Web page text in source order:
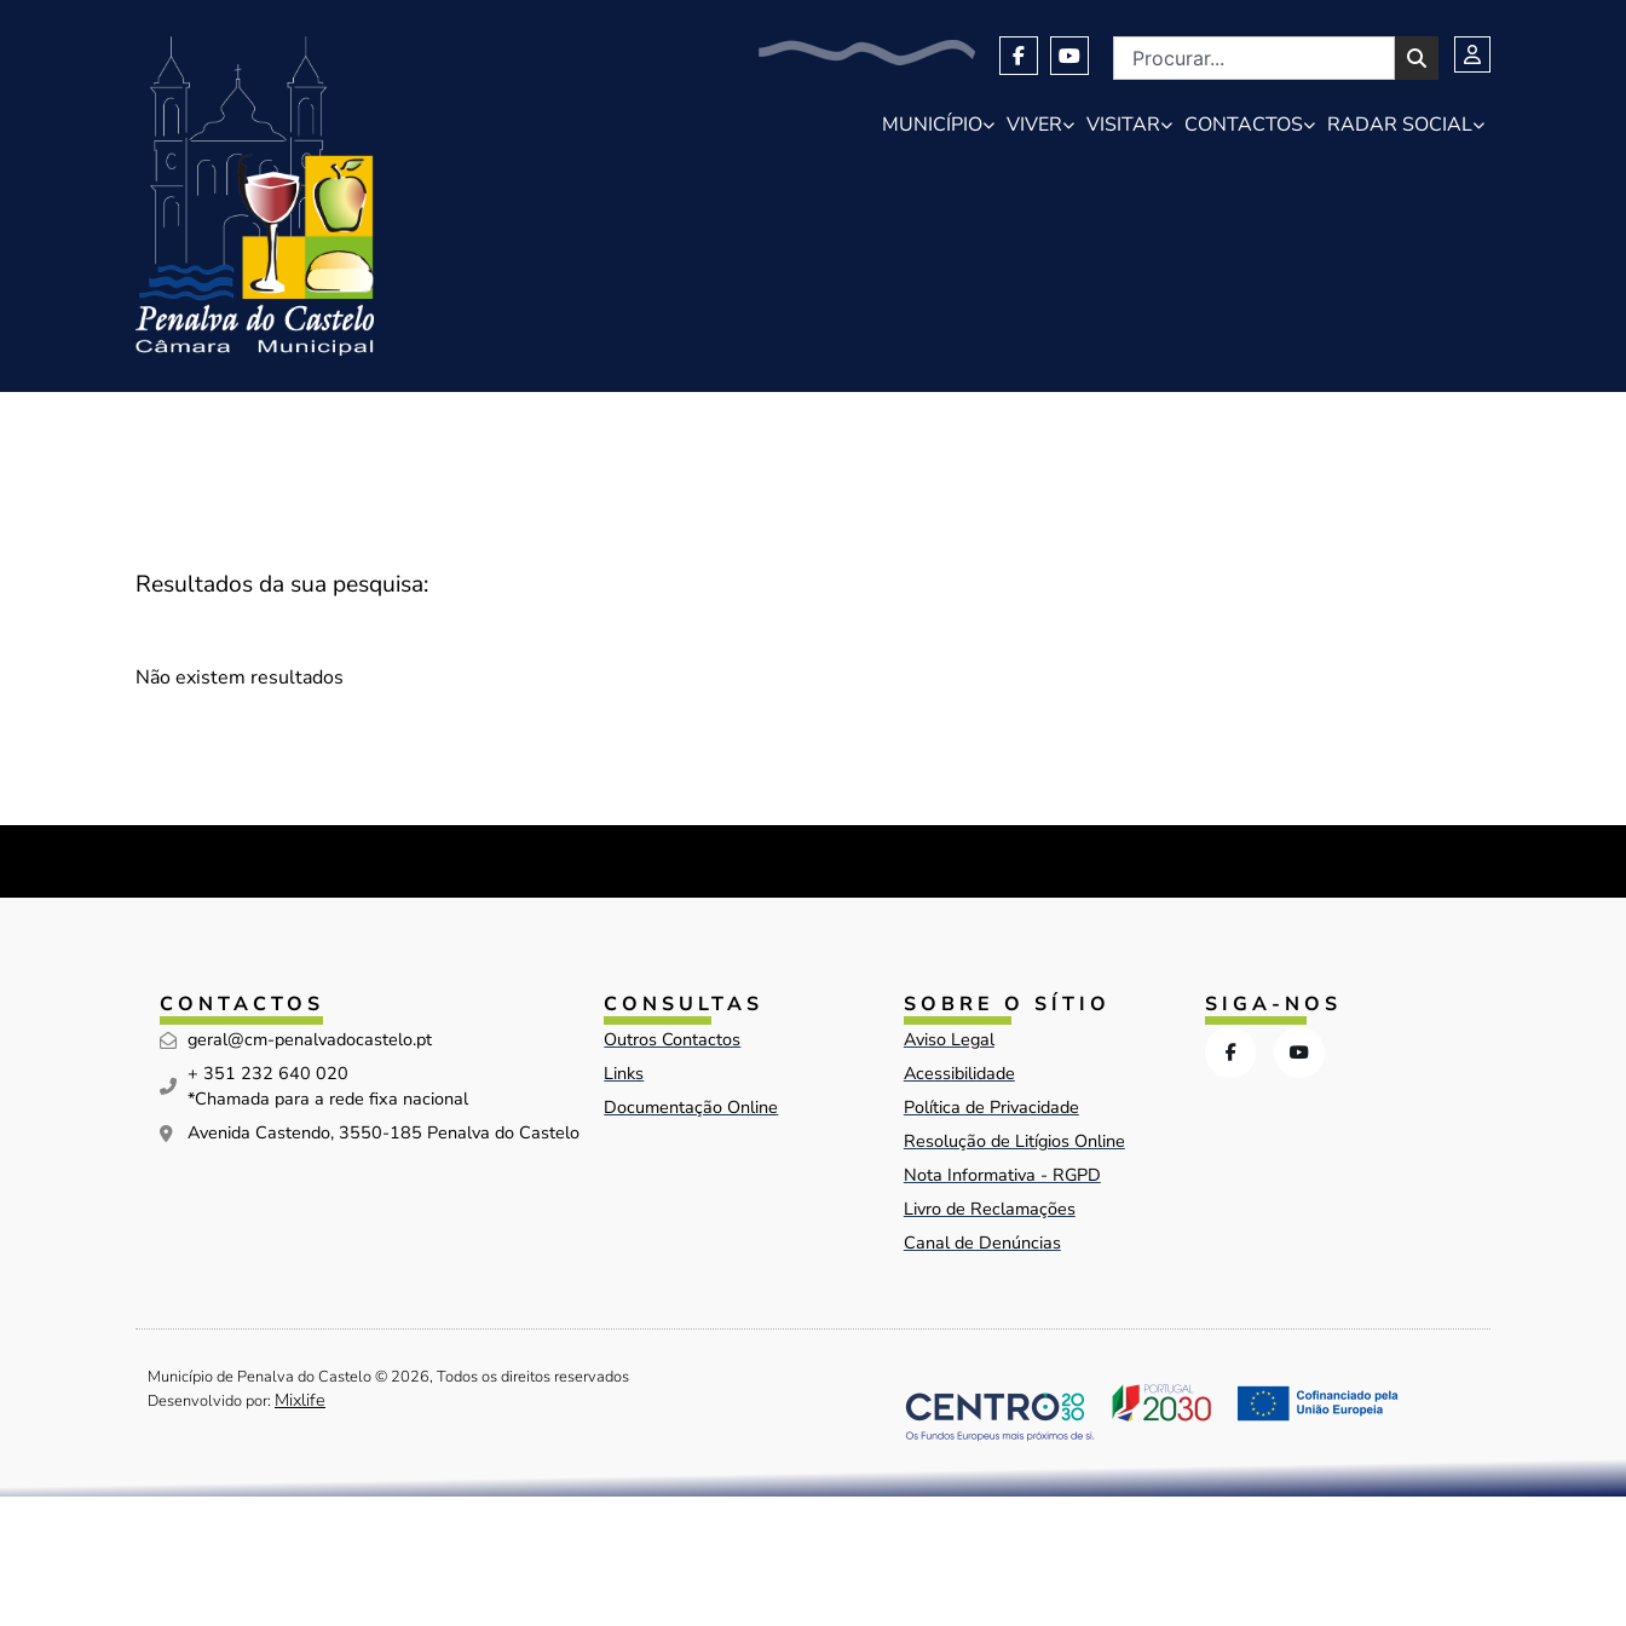
MUNICÍPIO VIVER VISITAR CONTACTOS RADAR SOCIAL
Resultados da sua pesquisa:
Não existem resultados
CONTACTOS
geral@cm-penalvadocastelo.pt
+ 351 232 640 020
*Chamada para a rede fixa nacional
Avenida Castendo, 3550-185 Penalva do Castelo
CONSULTAS
Outros Contactos
Links
Documentação Online
SOBRE O SÍTIO
Aviso Legal
Acessibilidade
Política de Privacidade
Resolução de Litígios Online
Nota Informativa - RGPD
Livro de Reclamações
Canal de Denúncias
SIGA-NOS
Município de Penalva do Castelo © 2026, Todos os direitos reservados
Desenvolvido por: Mixlife